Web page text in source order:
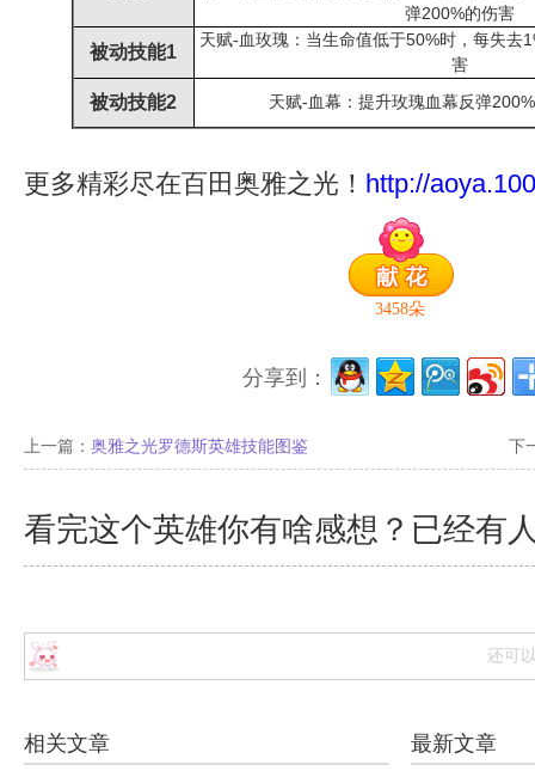
弹200%的伤害
被动技能1
天赋-血玫瑰：当生命值低于50%时，每失去
害
被动技能2 天赋-血幕：提升玫瑰血幕反弹
更多精彩尽在百田奥雅之光！ http://
3458朵
分享到：
上一篇： 奥雅之光罗德斯英雄技能图鉴 下
看完这个英雄你有啥感想？已经有
还可
相关文章 最新文章